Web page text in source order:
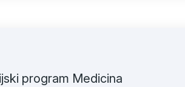
program Medicina